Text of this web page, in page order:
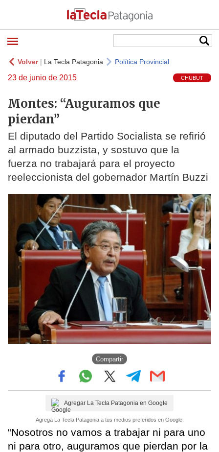
Volver| La Tecla Patagonia Política Provincial
23 de junio de 2015 CHUBUT
Montes: “Auguramos que
pierdan”
El diputado del Partido Socialista se refirió
al armado buzzista, y sostuvo que la
fuerza no trabajará para el proyecto
reeleccionista del gobernador Martín Buzzi
Compartir
Agregar La Tecla Patagonia en Google
Agrega La Tecla Patagonia a tus medios preferidos en Google.
“Nosotros no vamos a trabajar ni para uno
ni para otro, auguramos que pierdan por la